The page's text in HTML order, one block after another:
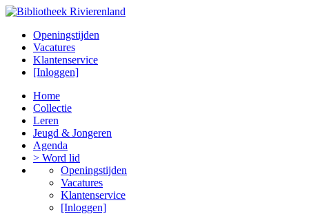
Openingstijden
Vacatures
Klantenservice
[Inloggen]
Home
Collectie
Leren
Jeugd & Jongeren
Agenda
> Word lid
Openingstijden
Vacatures
Klantenservice
[Inloggen]